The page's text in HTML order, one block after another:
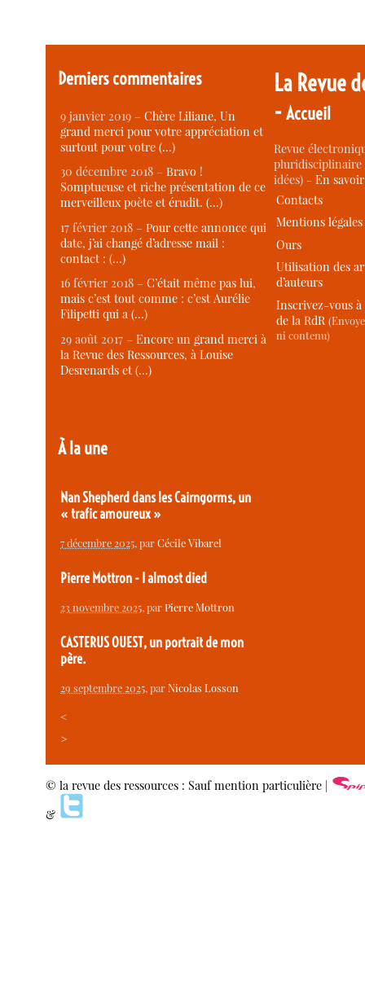
Derniers commentaires
9 janvier 2019 –Chère Liliane, Un
grand merci pour votre appréciation et
surtout pour votre (…)
30 décembre 2018 –Bravo !
Somptueuse et riche présentation de ce
merveilleux poète et érudit. (…)
17 février 2018 –Pour cette annonce qui
date, j’ai changé d’adresse mail :
contact : (…)
16 février 2018 –C’était même pas lui,
mais c’est tout comme : c’est Aurélie
Filipetti qui a (…)
29 août 2017 –Encore un grand merci à
la Revue des Ressources, à Louise
Desrenards et (…)
À la une
Nan Shepherd dans les Cairngorms, un
« trafic amoureux »
7 décembre 2025, parCécile Vibarel
Pierre Mottron - I almost died
23 novembre 2025, parPierre Mottron
CASTERUS OUEST, un portrait de mon
père.
29 septembre 2025, parNicolas Losson
<
>
La Revue
-Accueil
Revue
idées) -En
Contacts
Mentions légales
Ours
Utilisation des
d’auteurs
Inscrivez-vous
de la RdR
ni contenu)
© la revue des ressources : Sauf mention particulière |
&